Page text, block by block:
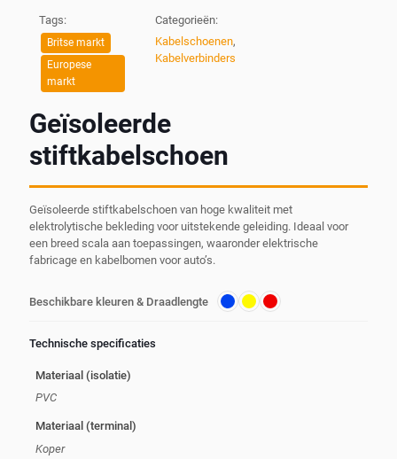
Tags:
Britse markt
Europese
markt
Categorieën:
Kabelschoenen,
Kabelverbinders
Geïsoleerde
stiftkabelschoen
Geïsoleerde stiftkabelschoen van hoge kwaliteit met
elektrolytische bekleding voor uitstekende geleiding. Ideaal voor
een breed scala aan toepassingen, waaronder elektrische
fabricage en kabelbomen voor auto’s.
Beschikbare kleuren & Draadlengte
Technische specificaties
Materiaal (isolatie)
PVC
Materiaal (terminal)
Koper